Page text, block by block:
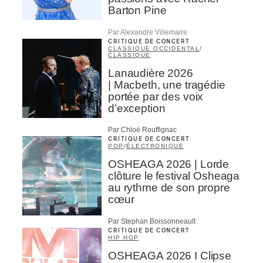
Barton Pine
Par Alexandre Villemaire
CRITIQUE DE CONCERT
CLASSIQUE OCCIDENTAL /
CLASSIQUE
Lanaudière 2026
| Macbeth, une tragédie
portée par des voix
d’exception
Par Chloé Rouffignac
CRITIQUE DE CONCERT
POP /ÉLECTRONIQUE
OSHEAGA 2026 | Lorde
clôture le festival Osheaga
au rythme de son propre
cœur
Par Stephan Boissonneault
CRITIQUE DE CONCERT
HIP HOP
OSHEAGA 2026 I Clipse